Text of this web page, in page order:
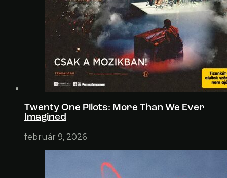
Twenty One Pilots: More Than We Ever
Imagined
február 9, 2026